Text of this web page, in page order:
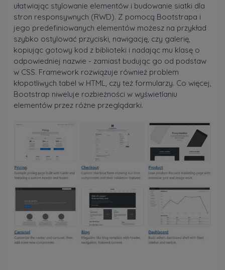
ułatwiając stylowanie elementów i budowanie siatki dla
stron responsywnych (RWD). Z pomocą Bootstrapa i
jego predefiniowanych elementów możesz na przykład
szybko ostylować przyciski, nawigację, czy galerię,
kopiując gotowy kod z biblioteki i nadając mu klasę o
odpowiedniej nazwie - zamiast budując go od podstaw
w CSS. Framework rozwiązuje również problem
kłopotliwych tabel w HTML, czy też formularzy. Co więcej,
Bootstrap niweluje rozbieżności w wyświetlaniu
elementów przez różne przeglądarki.